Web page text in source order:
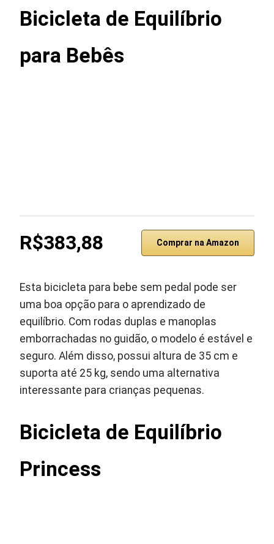
Bicicleta de Equilíbrio
para Bebês
R$383,88 Comprar na Amazon
Esta bicicleta para bebe sem pedal pode ser
uma boa opção para o aprendizado de
equilíbrio. Com rodas duplas e manoplas
emborrachadas no guidão, o modelo é estável e
seguro. Além disso, possui altura de 35 cm e
suporta até 25 kg, sendo uma alternativa
interessante para crianças pequenas.
Bicicleta de Equilíbrio
Princess